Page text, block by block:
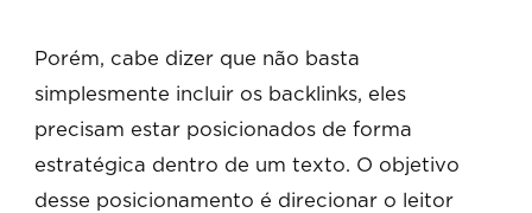
Porém, cabe dizer que não basta
simplesmente incluir os backlinks, eles
precisam estar posicionados de forma
estratégica dentro de um texto. O objetivo
desse posicionamento é direcionar o leitor